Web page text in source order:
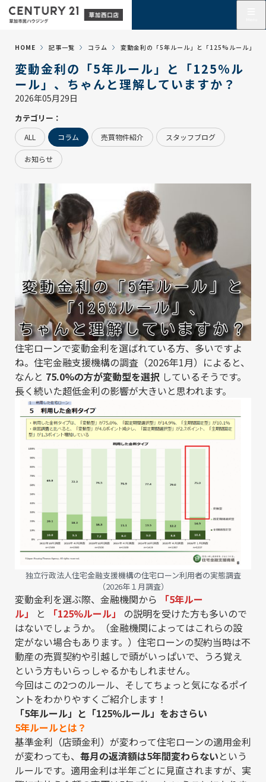
HOME 記事一覧 コラム 変動金利の「5年ルール」と「125%ルール」、
変動金利の「5年ルール」と「125%ル
ール」、ちゃんと理解していますか？
2026年05月29日
カテゴリー：
ALL コラム 売買物件紹介 スタッフブログ
お知らせ
住宅ローンで変動金利を選ばれている方、多いですよ
ね。住宅金融支援機構の調査（2026年1月）によると、
なんと 75.0%の方が変動型を選択 しているそうです。
長く続いた超低金利の影響が大きいと思われます。
独立行政法人住宅金融支援機構の住宅ローン利用者の実態調査
（2026年１月調査）
変動金利を選ぶ際、金融機関から
「5年ルー
ル」
と 「125%ルール」
の説明を受けた方も多いので
はないでしょうか。（金融機関によってはこれらの設
定がない場合もあります。）住宅ローンの契約当時は不
動産の売買契約や引越しで頭がいっぱいで、うろ覚え
という方もいらっしゃるかもしれません。
今回はこの2つのルール、そしてちょっと気になるポイ
ントをわかりやすくご紹介します！
「5年ルール」と「125%ルール」をおさらい
5年ルールとは？
基準金利（店頭金利）が変わって住宅ローンの適用金利
が変わっても、 毎月の返済額は5年間変わらないという
ルールです。適用金利は半年ごとに見直されますが、実